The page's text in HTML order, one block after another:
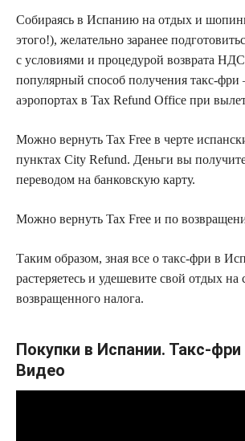
Собираясь в Испанию на отдых и
этого!), желательно заранее
с условиями и процедурой возврата
популярный способ получения такс-фри
аэропортах в Tax Refund Office при
Можно вернуть Tax Free в черте
пунктах City Refund. Деньги вы
переводом на банковскую карту.
Можно вернуть Tax Free и по
Таким образом, зная все о такс-фри в
растеряетесь и удешевите свой отдых на
возвращенного налога.
Покупки в Испании. Такс-фри
Видео